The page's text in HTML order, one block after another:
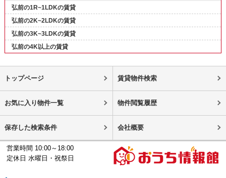
弘前の1R~1LDKの賃貸
弘前の2K~2LDKの賃貸
弘前の3K~3LDKの賃貸
弘前の4K以上の賃貸
トップページ 賃貸物件検索
お気に入り物件一覧 物件閲覧履歴
保存した検索条件 会社概要
営業時間 10:00～18:00
定休日 水曜日・祝祭日